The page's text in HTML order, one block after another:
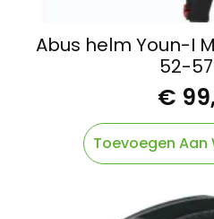
Abus helm Youn-I
52-
€
Toevoegen Aan